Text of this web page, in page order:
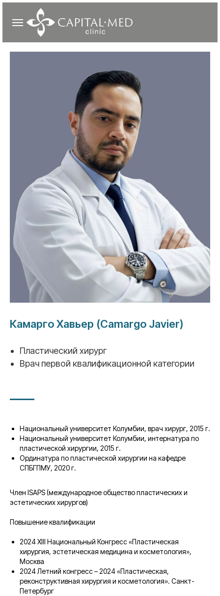
Камарго Хавьер (Camargo Javier)
Пластический хирург
Врач первой квалификационной категории
Национальный университет Колумбии, врач хирург, 2015 г.
Национальный университет Колумбии, интернатура по
пластической хирургии, 2015 г.
Ординатура по пластической хирургии на кафедре
СПБГПМУ, 2020 г.
Член ISAPS (международное общество пластических и
эстетических хирургов)
Повышение квалификации
2024 ХIII Национальный Конгресс «Пластическая
хирургия, эстетическая медицина и косметология»,
Москва
2024 Летний конгресс – 2024 «Пластическая,
реконструктивная хирургия и косметология». Санкт-
Петербург